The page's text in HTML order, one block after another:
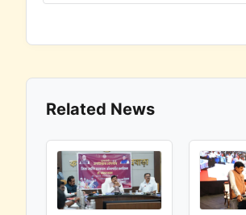
Related News